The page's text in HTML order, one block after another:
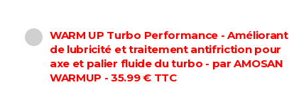
WARM UP Turbo Performance - Améliorant
de lubricité et traitement antifriction pour
axe et palier fluide du turbo - par AMOSAN
WARMUP - 35.99 € TTC